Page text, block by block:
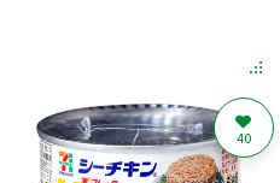
40